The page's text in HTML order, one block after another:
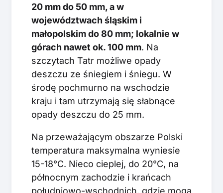
20 mm do 50 mm, a w
województwach śląskim i
małopolskim do 80 mm; lokalnie w
górach nawet ok. 100 mm. Na
szczytach Tatr możliwe opady
deszczu ze śniegiem i śniegu. W
środę pochmurno na wschodzie
kraju i tam utrzymają się słabnące
opady deszczu do 25 mm.
Na przeważającym obszarze Polski
temperatura maksymalna wyniesie
15-18°C. Nieco cieplej, do 20°C, na
północnym zachodzie i krańcach
południowo-wschodnich, gdzie mogą